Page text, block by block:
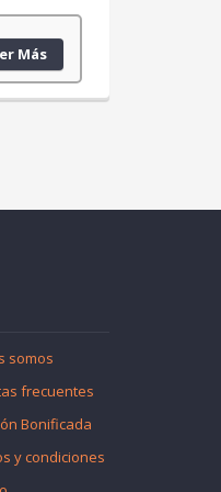
Más
somos
frecuentes
Bonificada
y condiciones